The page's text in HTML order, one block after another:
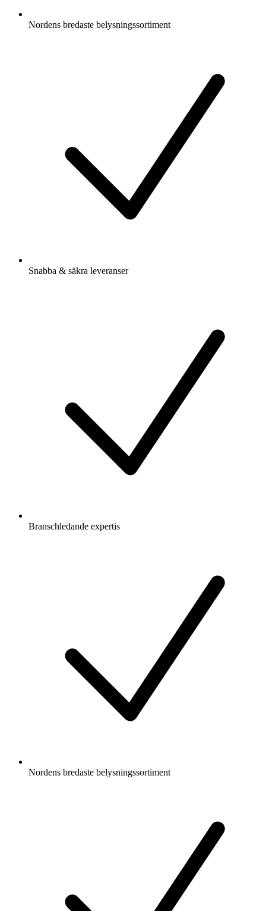
Nordens bredaste belysningssortiment
Snabba & säkra leveranser
Branschledande expertis
Nordens bredaste belysningssortiment